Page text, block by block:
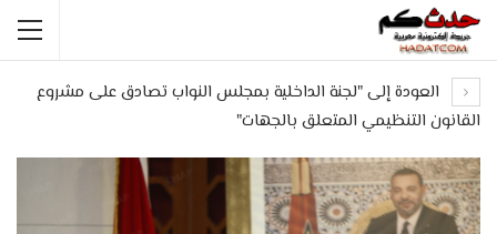
العودة إلى "لجنة الداخلية بمجلس النواب تصادق على مشروع
القانون التنظيمي المتعلق بالجهات"